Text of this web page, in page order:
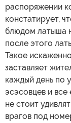
распоряжении
констатирует,
блюдом латыша
после этого
Такое
заставляет
каждый день по
эсэсовцев и
не стоит
врагов под